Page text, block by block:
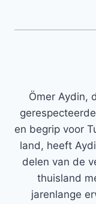
Ömer Aydin,
en begrip voor
land, heeft
delen van de
thuisland
jarenlange